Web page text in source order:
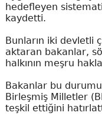
hedefleyen
kaydetti.
Bunların iki devletli
aktaran bakanlar,
halkının meşru
Bakanlar bu
Birleşmiş Milletler
teşkil ettiğini